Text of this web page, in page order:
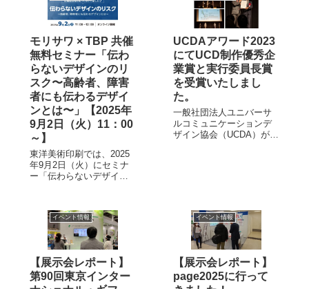
モリサワ × TBP 共催
無料セミナー「伝わ
らないデザインのリ
スク〜高齢者、障害
者にも伝わるデザイ
ンとは〜」【2025年
9月2日（火）11：00
～】
東洋美術印刷では、2025
年9月2日（火）にセミナ
ー「伝わらないデザイン
は〜」を開催いたしま
す。 高齢者や障害者を
含む全ての人へ正確に情
報を届けるためのデザイ
か？ 本セミナ...
UCDAアワード2023
にてUCD制作優秀企
業賞と実行委員長賞
を受賞いたしまし
た。
一般社団法人ユニバーサ
ルコミュニケーションデ
ザイン協会（UCDA）が主
トは「人も企業も幸せに
なりた...
イベント情報
【展示会レポート】
第90回東京インター
イベント情報
【展示会レポート】
page2025に行って